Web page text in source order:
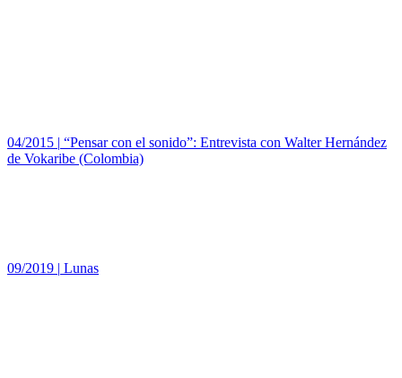
04/2015 | “Pensar con el sonido”: Entrevista con Walter Hernández
de Vokaribe (Colombia)
09/2019 | Lunas